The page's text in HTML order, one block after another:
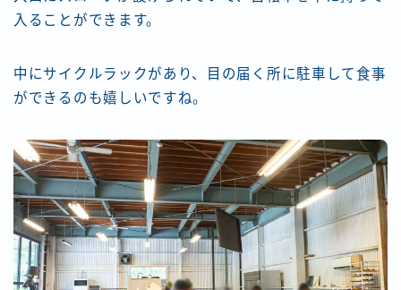
入ることができます。
中にサイクルラックがあり、目の届く所に駐車して食事
ができるのも嬉しいですね。